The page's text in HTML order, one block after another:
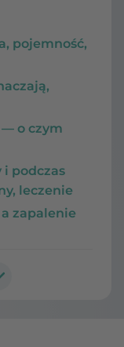
pojemność,
o czym
i podczas
leczenie
zapalenie